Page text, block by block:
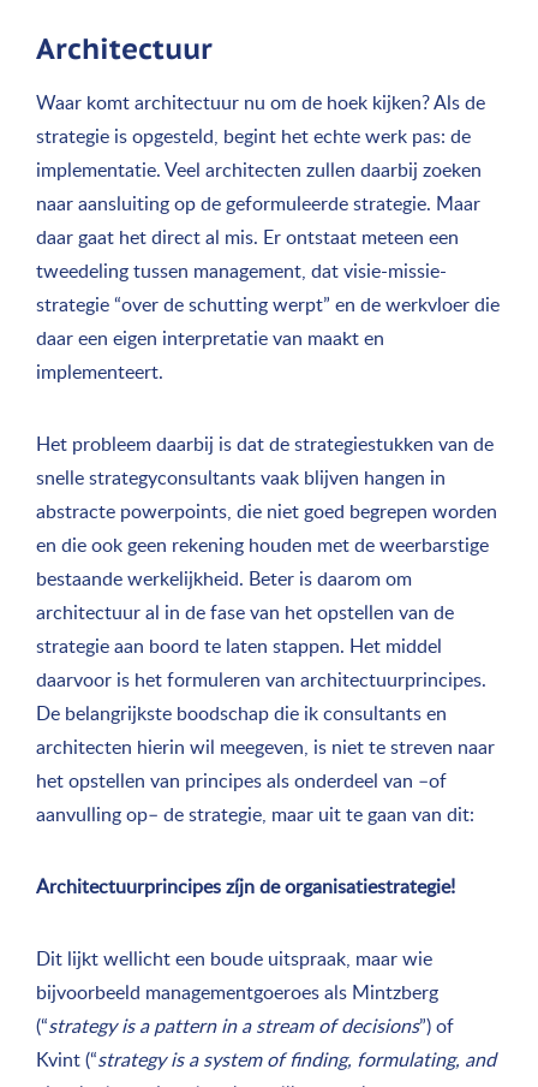
Architectuur
Waar komt architectuur nu om de hoek kijken? Als de
strategie is opgesteld, begint het echte werk pas: de
implementatie. Veel architecten zullen daarbij zoeken
naar aansluiting op de geformuleerde strategie. Maar
daar gaat het direct al mis. Er ontstaat meteen een
tweedeling tussen management, dat visie-missie-
strategie “over de schutting werpt” en de werkvloer die
daar een eigen interpretatie van maakt en
implementeert.
Het probleem daarbij is dat de strategiestukken van de
snelle strategyconsultants vaak blijven hangen in
abstracte powerpoints, die niet goed begrepen worden
en die ook geen rekening houden met de weerbarstige
bestaande werkelijkheid. Beter is daarom om
architectuur al in de fase van het opstellen van de
strategie aan boord te laten stappen. Het middel
daarvoor is het formuleren van architectuurprincipes.
De belangrijkste boodschap die ik consultants en
architecten hierin wil meegeven, is niet te streven naar
het opstellen van principes als onderdeel van –of
aanvulling op– de strategie, maar uit te gaan van dit:
Architectuurprincipes zíjn de organisatiestrategie!
Dit lijkt wellicht een boude uitspraak, maar wie
bijvoorbeeld managementgoeroes als Mintzberg
(“strategy is a pattern in a stream of decisions”) of
Kvint (“strategy is a system of finding, formulating, and